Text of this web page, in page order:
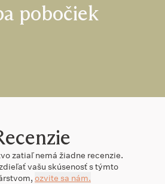
pobočiek
zatiaľ nemá žiadne recenzie.
vašu skúsenosť s týmto
, ozvite sa nám.